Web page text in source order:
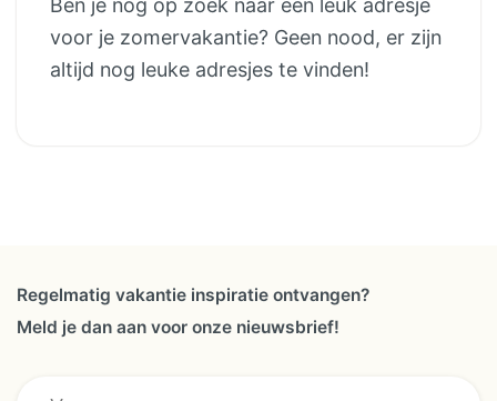
Ben je nog op zoek naar een leuk adresje
voor je zomervakantie? Geen nood, er zijn
altijd nog leuke adresjes te vinden!
Regelmatig vakantie inspiratie ontvangen?
Meld je dan aan voor onze nieuwsbrief!